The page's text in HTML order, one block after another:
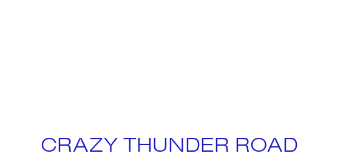
CRAZY THUNDER ROAD